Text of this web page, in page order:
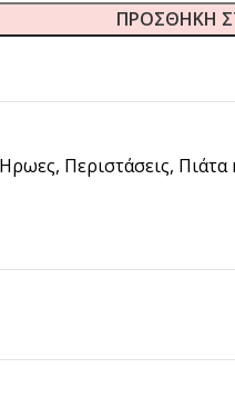
ΠΡΟΣΘΉΚΗ
, Περιστάσεις,